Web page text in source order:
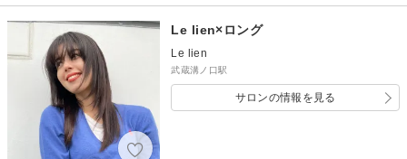
Le lien×ロング
Le lien
武蔵溝ノ口駅
サロンの情報を見る